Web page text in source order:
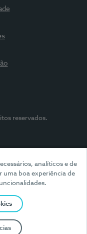
analíticos e de
uma boa experiência de
reservados.